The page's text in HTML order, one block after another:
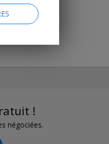
!
négociées.